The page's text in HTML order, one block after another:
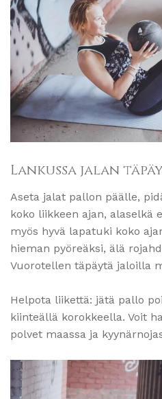
Lankussa jalan
Aseta jalat pallon päälle,
koko liikkeen ajan, alaselkä
myös hyvä lapatuki koko
hieman pyöreäksi, älä
Vuorotellen täpäytä jaloilla
Helpota liikettä: jätä pallo
kiinteällä korokkeella. Voit
polvet maassa ja